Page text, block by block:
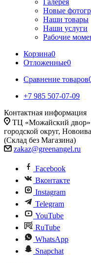
Галерея
Новые
Наши товары
Наши услуги
Рабочие
Корзина0
Отложенные0
Сравнение товаров
+7 985 507-07-09
Контактная информация
ТЦ «Можайский двор»
городской округ,
(Склад без Магазина)
zakaz@greenangel.ru
Facebook
Вконтакте
Instagram
Telegram
YouTube
RuTube
WhatsApp
Snapchat